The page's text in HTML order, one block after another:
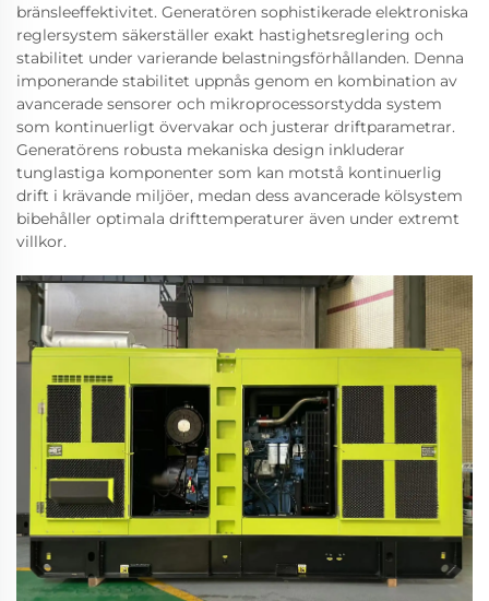
bränsleeffektivitet. Generatören sophistikerade elektroniska
reglersystem säkerställer exakt hastighetsreglering och
stabilitet under varierande belastningsförhållanden. Denna
imponerande stabilitet uppnås genom en kombination av
avancerade sensorer och mikroprocessorstydda system
som kontinuerligt övervakar och justerar driftparametrar.
Generatörens robusta mekaniska design inkluderar
tunglastiga komponenter som kan motstå kontinuerlig
drift i krävande miljöer, medan dess avancerade kölsystem
bibehåller optimala drifttemperaturer även under extremt
villkor.